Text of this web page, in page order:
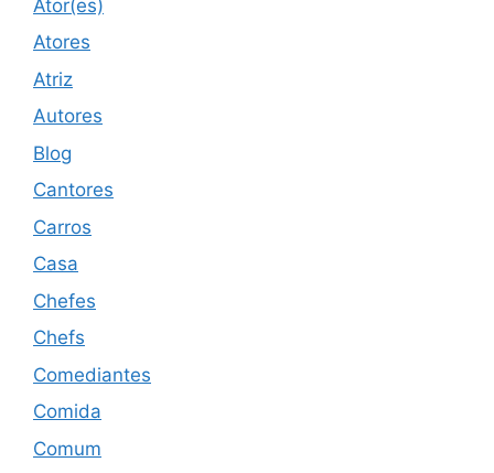
Ator(es)
Atores
Atriz
Autores
Blog
Cantores
Carros
Casa
Chefes
Chefs
Comediantes
Comida
Comum